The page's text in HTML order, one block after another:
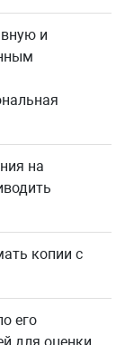
и
на
копии с
его
для оценки